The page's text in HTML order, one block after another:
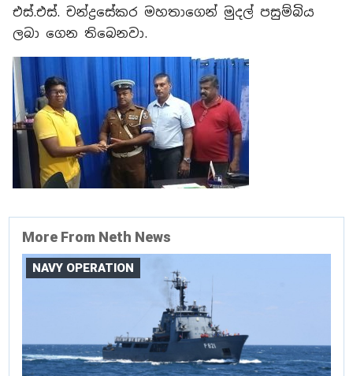
එස්.එස්. චන්ද්‍රසේකර මහතාගෙන් මුදල් පසුම්බිය
ලබා ගෙන තිබෙනවා.
More From Neth News
NAVY OPERATION